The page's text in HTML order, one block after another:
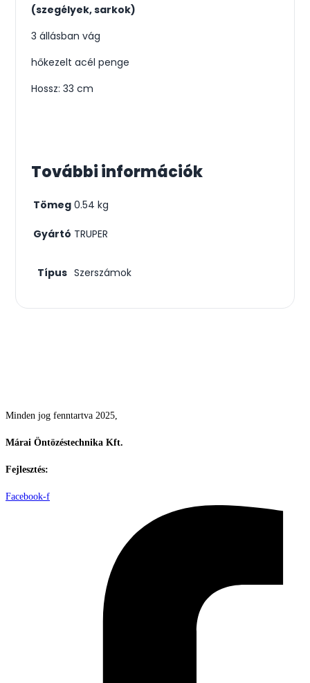
(szegélyek, sarkok)
3 állásban vág
hőkezelt acél penge
Hossz: 33 cm
További információk
Tömeg 0.54 kg
Gyártó TRUPER
Típus Szerszámok
Minden jog fenntartva 2025,
Márai Öntözéstechnika Kft.
Fejlesztés:
Facebook-f